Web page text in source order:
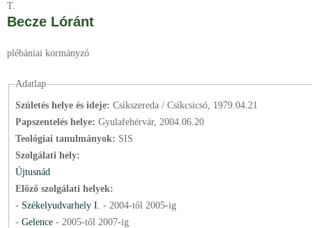
T.
Becze Lóránt
plébániai kormányzó
Adatlap
Születés helye és ideje: Csíkszereda / Csíkcsicsó, 1979.04.21
Papszentelés helye: Gyulafehérvár, 2004.06.20
Teológiai tanulmányok: SIS
Szolgálati hely:
Újtusnád
Előző szolgálati helyek:
- Székelyudvarhely I. - 2004-től 2005-ig
- Gelence - 2005-től 2007-ig